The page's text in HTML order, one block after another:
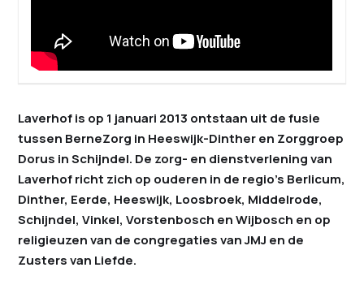
Laverhof is op 1 januari 2013 ontstaan uit de fusie
tussen BerneZorg in Heeswijk-Dinther en Zorggroep
Dorus in Schijndel. De zorg- en dienstverlening van
Laverhof richt zich op ouderen in de regio’s Berlicum,
Dinther, Eerde, Heeswijk, Loosbroek, Middelrode,
Schijndel, Vinkel, Vorstenbosch en Wijbosch en op
religieuzen van de congregaties van JMJ en de
Zusters van Liefde.